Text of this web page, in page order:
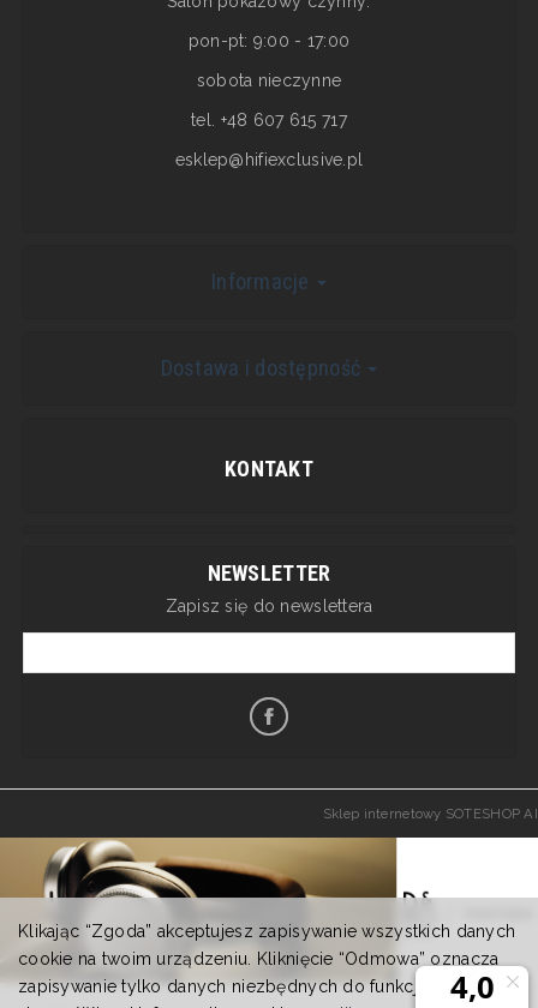
pon-pt: 9:00 - 17:00
sobota nieczynne
tel. +48 607 615 717
esklep@hifiexclusive.pl
Informacje
Dostawa i dostępność
KONTAKT
NEWSLETTER
Zapisz się do newslettera
Sklep internetowy SOTESHOP AI
Klikając “Zgoda” akceptujesz zapisywanie wszystkich danych
cookie na twoim urządzeniu. Kliknięcie “Odmowa” oznacza
zapisywanie tylko danych niezbędnych do funkcjonowania